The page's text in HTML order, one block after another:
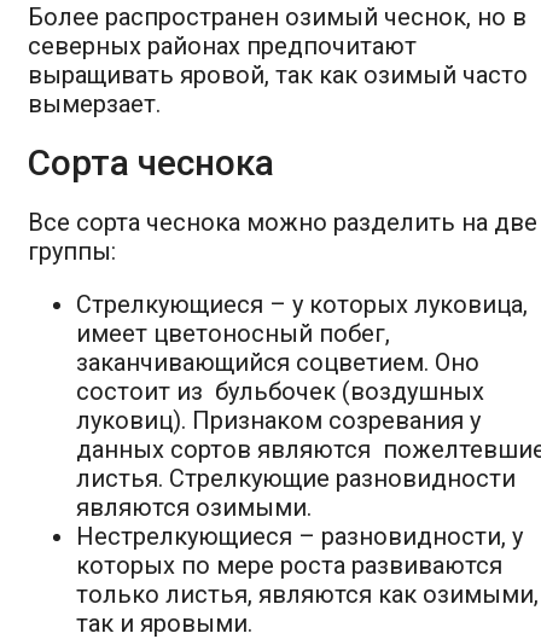
Более распространен озимый чеснок, но в
северных районах предпочитают
выращивать яровой, так как озимый часто
вымерзает.
Сорта чеснока
Все сорта чеснока можно разделить на две
группы:
Стрелкующиеся – у которых луковица,
имеет цветоносный побег,
заканчивающийся соцветием. Оно
состоит из бульбочек (воздушных
луковиц). Признаком созревания у
данных сортов являются
листья. Стрелкующие разновидности
являются озимыми.
Нестрелкующиеся – разновидности, у
которых по мере роста развиваются
только листья, являются как озимыми,
так и яровыми.